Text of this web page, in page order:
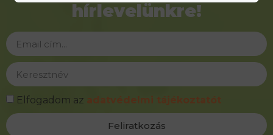
hírlevelünkre!
Elfogadom az adatvédelmi tájékoztatót
Feliratkozás